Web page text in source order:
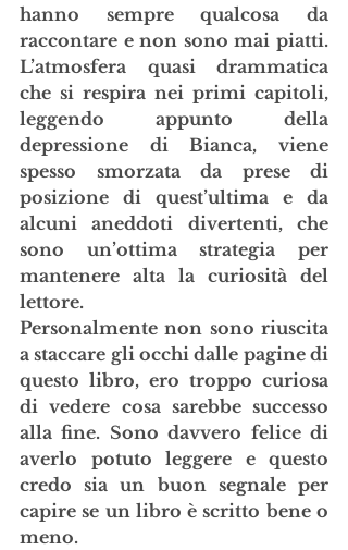
hanno sempre qualcosa da
raccontare e non sono mai piatti.
L’atmosfera quasi drammatica
che si respira nei primi capitoli,
leggendo appunto della
depressione di Bianca, viene
spesso smorzata da prese di
posizione di quest’ultima e da
alcuni aneddoti divertenti, che
sono un’ottima strategia per
mantenere alta la curiosità del
lettore.
Personalmente non sono riuscita
a staccare gli occhi dalle pagine di
questo libro, ero troppo curiosa
di vedere cosa sarebbe successo
alla fine. Sono davvero felice di
averlo potuto leggere e questo
credo sia un buon segnale per
capire se un libro è scritto bene o
meno.